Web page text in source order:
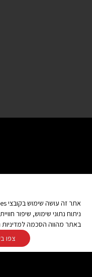
ניתוח נתוני שימוש, שיפור
באתר מהווה הסכמה
צפו